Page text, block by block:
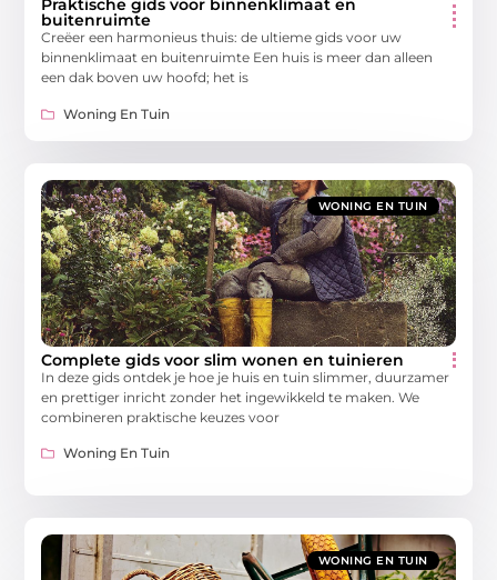
Praktische gids voor binnenklimaat en
buitenruimte
Creëer een harmonieus thuis: de ultieme gids voor uw
binnenklimaat en buitenruimte Een huis is meer dan alleen
een dak boven uw hoofd; het is
Woning En Tuin
WONING EN TUIN
Complete gids voor slim wonen en tuinieren
In deze gids ontdek je hoe je huis en tuin slimmer, duurzamer
en prettiger inricht zonder het ingewikkeld te maken. We
combineren praktische keuzes voor
Woning En Tuin
WONING EN TUIN